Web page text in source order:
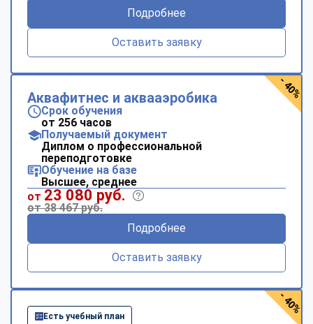
Подробнее
Оставить заявку
Аквафитнес и аквааэробика
Срок обучения
от 256 часов
Получаемый документ
Диплом о профессиональной
переподготовке
Обучение на базе
Высшее, среднее
от 23 080 руб.
от 38 467 руб.
Подробнее
Оставить заявку
- 40%
Есть учебный план
- 40%